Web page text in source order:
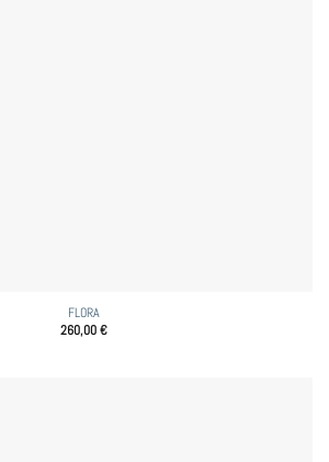
FLORA
260,00€